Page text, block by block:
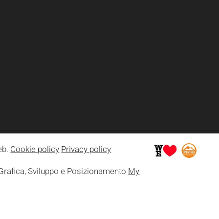
Cookie policy Privacy policy
Sviluppo e Posizionamento My